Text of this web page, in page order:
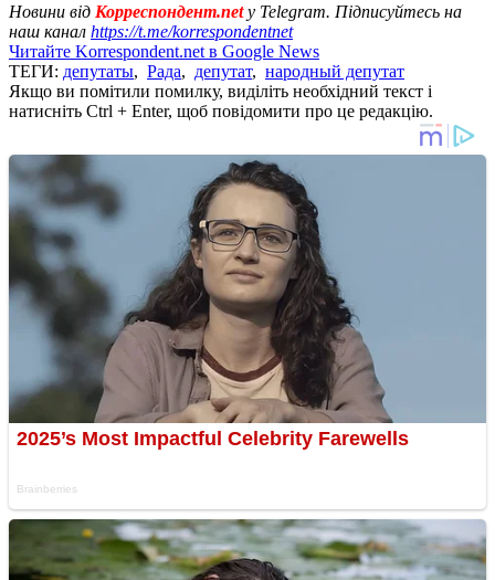
Новини від Корреспондент.netу Telegram. Підписуйтесь на
наш канал https://t.me/korrespondentnet
Читайте Korrespondent.net в Google News
ТЕГИ: депутаты, Рада, депутат, народный депутат
Якщо ви помітили помилку, виділіть необхідний текст і
натисніть Ctrl + Enter, щоб повідомити про це редакцію.